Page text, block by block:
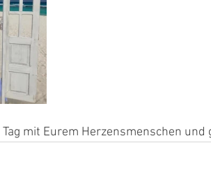
mit Eurem Herzensmenschen und